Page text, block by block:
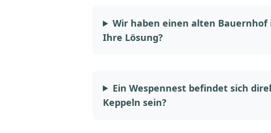
Wir haben einen alten Bauernhof
Ihre Lösung?
Ein Wespennest befindet sich
Keppeln sein?